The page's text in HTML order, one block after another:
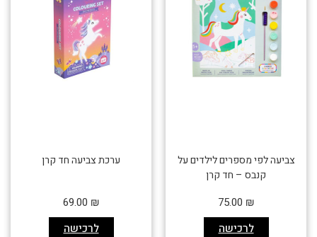
צביעה לפי מספרים לילדים על
קנבס – חד קרן
לרכישה
75.00 ₪
ערכת צביעה חד קרן
לרכישה
69.00 ₪